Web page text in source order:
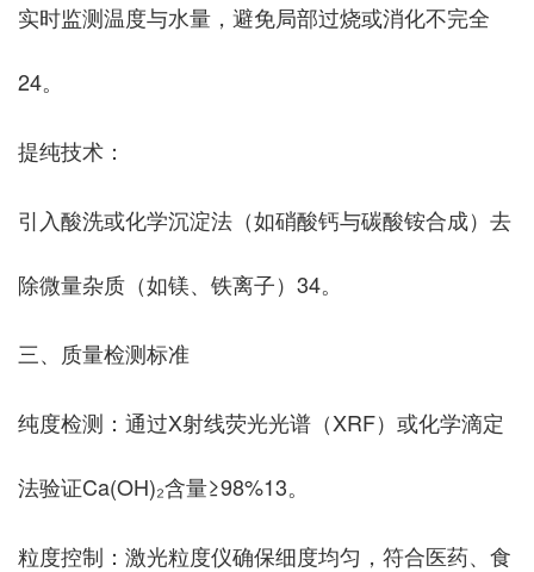
实时监测温度与水量，避免局部过烧或消化不完全‌
24。
‌提纯技术‌：
引入酸洗或化学沉淀法（如硝酸钙与碳酸铵合成）去
除微量杂质（如镁、铁离子）‌34。
三、质量检测标准
‌纯度检测‌：通过X射线荧光光谱（XRF）或化学滴定
法验证Ca(OH)₂含量≥98%‌13。
‌粒度控制‌：激光粒度仪确保细度均匀，符合医药、食